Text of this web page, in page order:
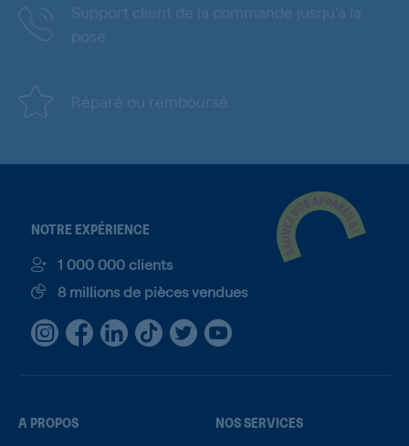
Support client de la commande jusqu'à la
pose
Réparé ou remboursé
NOTRE EXPÉRIENCE
1 000 000 clients
8 millions de pièces vendues
A PROPOS NOS SERVICES